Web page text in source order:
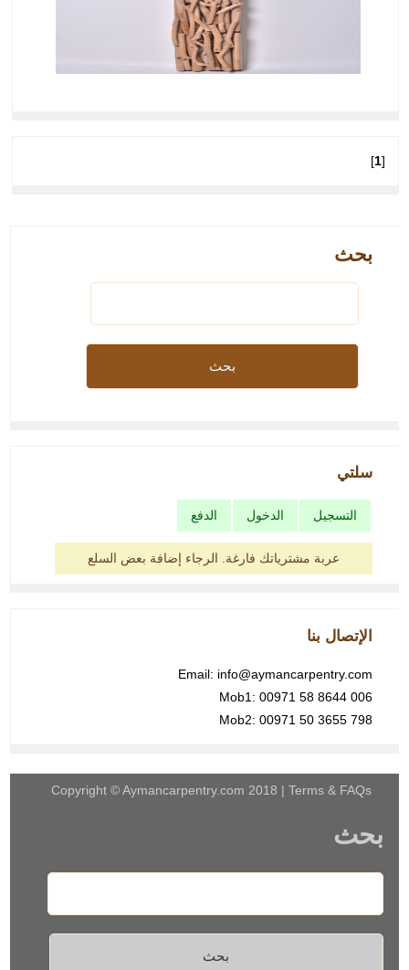
[
1
]
بحث
سلتي
التسجيل الدخول الدفع
عربة مشترياتك فارغة. الرجاء إضافة بعض السلع
الإتصال بنا
Email: info@aymancarpentry.com
Mob1: 00971 58 8644 006
Mob2: 00971 50 3655 798
Copyright ©Aymancarpentry.com 2018 | Terms & FAQs
بحث